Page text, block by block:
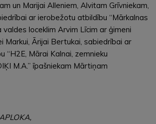
un Marijai Alleniem, Alvitam Grīvniekam,
ar ierobežotu atbildību “Mārkalnas
valdes loceklim Arvim Līcim ar ģimeni
Markui, Ārijai Bertukai, sabiedrībai ar
“H2E, Mārai Kalnai, zemnieku
M.A.” īpašniekam Mārtiņam